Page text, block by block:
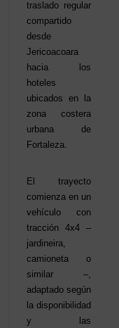
traslado regular
compartido
desde
Jericoacoara
hacia los
hoteles
ubicados en la
zona costera
urbana de
Fortaleza.
El trayecto
comienza en un
vehículo con
tracción 4x4 –
jardineira,
camioneta o
similar –,
adaptado según
la disponibilidad
y las